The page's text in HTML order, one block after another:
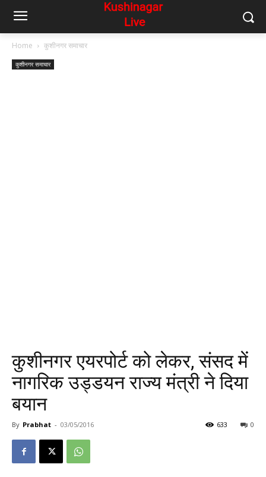
Home कुशीनगर समाचार
कुशीनगर समाचार
कुशीनगर एयरपोर्ट को लेकर, संसद में
नागरिक उड्डयन राज्य मंत्री ने दिया
बयान
By Prabhat - 03/05/2016 0
633